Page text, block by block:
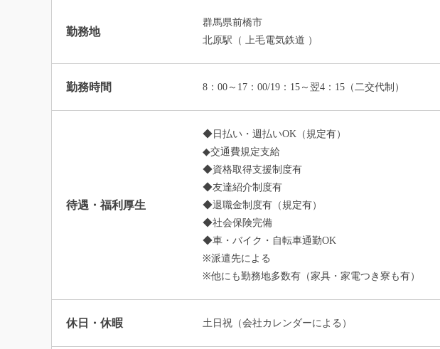
勤務地
群馬県前橋市
北原駅（ 上毛電気鉄道 ）
勤務時間 8：00～17：00/19：15～翌4：15（二交代制）
待遇・福利厚生
◆日払い・週払いOK（規定有）
◆交通費規定支給
◆資格取得支援制度有
◆友達紹介制度有
◆退職金制度有（規定有）
◆社会保険完備
◆車・バイク・自転車通勤OK
※派遣先による
※他にも勤務地多数有（家具・家電つき寮も有）
休日・休暇 土日祝（会社カレンダーによる）